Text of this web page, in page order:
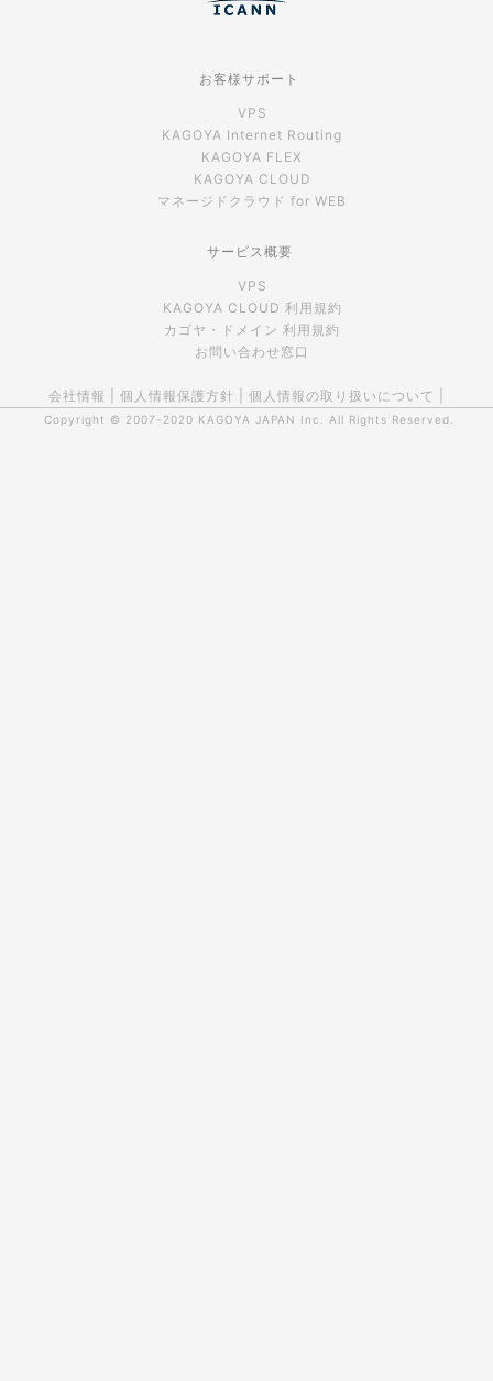
お客様サポート
VPS
KAGOYA Internet Routing
KAGOYA FLEX
KAGOYA CLOUD
マネージドクラウド for WEB
サービス概要
VPS
KAGOYA CLOUD 利用規約
カゴヤ・ドメイン 利用規約
お問い合わせ窓口
会社情報 個人情報保護方針 個人情報の取り扱いについて
Copyright © 2007-2020 KAGOYA JAPAN Inc. All Rights Reserved.